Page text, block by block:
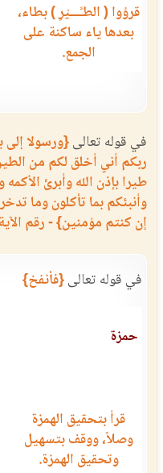
قرؤوا ( الطـَّـــيْرِ ) بطاء،
بعدها ياء ساكنة على
الجمع.
في قوله تعالى{ورسولا إلى
ربكم أني أخلق لكم من
طيرا بإذن الله وأبرئ
وأنبئكم بما تأكلون وما
إن كنتم مؤمنين} - رقم الآية:
في قوله تعالى{فأنفخ}
حمزة
قرأ بتحقيق الهمزة
وصلاً، ووقف بتسهيل
وتحقيق الهمزة.